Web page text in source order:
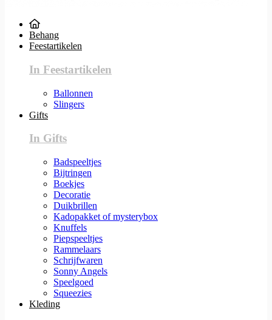
Behang
Feestartikelen
In Feestartikelen
Ballonnen
Slingers
Gifts
In Gifts
Badspeeltjes
Bijtringen
Boekjes
Decoratie
Duikbrillen
Kadopakket of mysterybox
Knuffels
Piepspeeltjes
Rammelaars
Schrijfwaren
Sonny Angels
Speelgoed
Squeezies
Kleding